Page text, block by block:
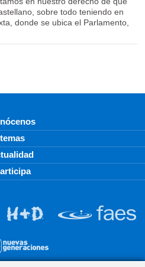
sobre todo teniendo en
donde se ubica el Parlamento,
temas